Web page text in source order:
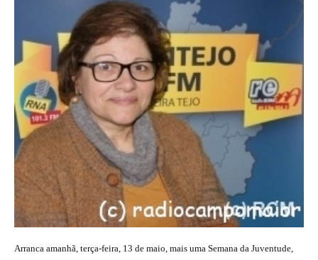
Arranca amanhã, terça-feira, 13 de maio, mais uma Semana da Juventude,